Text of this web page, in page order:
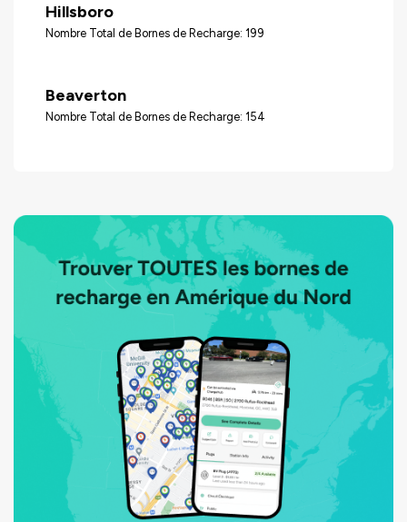
Hillsboro
Nombre Total de Bornes de Recharge: 199
Beaverton
Nombre Total de Bornes de Recharge: 154